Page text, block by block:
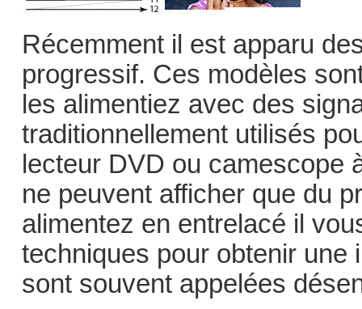
Récemment il est apparu
progressif. Ces modèles
les alimentiez avec des
traditionnellement utilisés
lecteur DVD ou camescope
ne peuvent afficher que du
alimentez en entrelacé il
techniques pour obtenir une
sont souvent appelées